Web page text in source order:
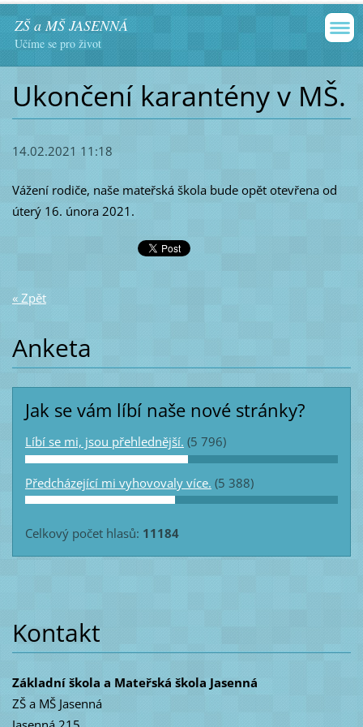
ZŠ a MŠ JASENNÁ
Učíme se pro život
Ukončení karantény v MŠ.
14.02.2021 11:18
Vážení rodiče, naše mateřská škola bude opět otevřena od
úterý 16. února 2021.
« Zpět
Anketa
Jak se vám líbí naše nové stránky?
Líbí se mi, jsou přehlednější. (5 796)
Předcházející mi vyhovovaly více. (5 388)
Celkový počet hlasů: 11184
Kontakt
Základní škola a Mateřská škola Jasenná
ZŠ a MŠ Jasenná